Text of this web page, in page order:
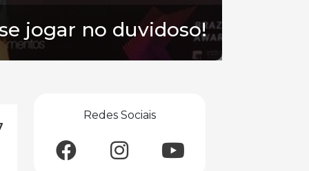
jogar no duvidoso!
Redes Sociais